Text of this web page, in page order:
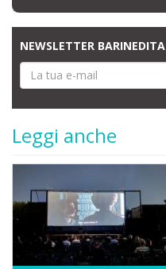
NEWSLETTER BARINEDITA
Leggi anche